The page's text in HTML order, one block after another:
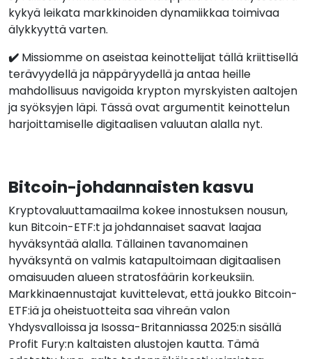
kykyä leikata markkinoiden dynamiikkaa toimivaa
älykkyyttä varten.
✔️ Missiomme on aseistaa keinottelijat tällä kriittisellä
terävyydellä ja näppäryydellä ja antaa heille
mahdollisuus navigoida krypton myrskyisten aaltojen
ja syöksyjen läpi. Tässä ovat argumentit keinottelun
harjoittamiselle digitaalisen valuutan alalla nyt.
Bitcoin-johdannaisten kasvu
Kryptovaluuttamaailma kokee innostuksen nousun,
kun Bitcoin-ETF:t ja johdannaiset saavat laajaa
hyväksyntää alalla. Tällainen tavanomainen
hyväksyntä on valmis katapultoimaan digitaalisen
omaisuuden alueen stratosfäärin korkeuksiin.
Markkinaennustajat kuvittelevat, että joukko Bitcoin-
ETF:iä ja oheistuotteita saa vihreän valon
Yhdysvalloissa ja Isossa-Britanniassa 2025:n sisällä
Profit Fury:n kaltaisten alustojen kautta. Tämä